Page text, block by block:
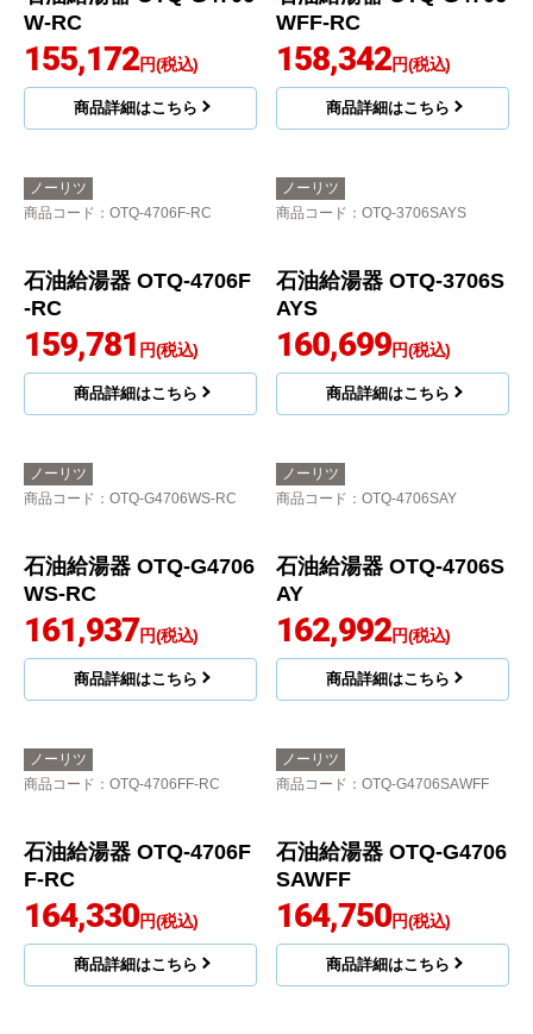
W-RC
155,172円(税込)
商品詳細はこちら
WFF-RC
158,342円(税込)
商品詳細はこちら
ノーリツ
商品コード ：OTQ-4706F-RC
石油給湯器 OTQ-4706F
-RC
159,781 円(税込)
商品詳細はこちら
ノーリツ
商品コード ：OTQ-3706SAYS
石油給湯器 OTQ-3706S
AYS
160,699 円(税込)
ノーリツ
商品コード：OTQ-G4706WS-RC
石油給湯器 OTQ-G4706
ノーリツ
商品コード：OTQ-4706SAY
石油給湯器 OTQ-4706S